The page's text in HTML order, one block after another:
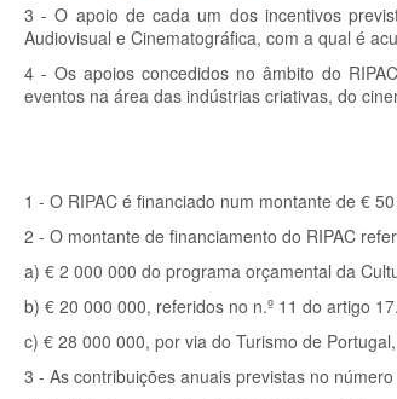
3 - O apoio de cada um dos incentivos
Audiovisual e Cinematográfica, com a qual é
4 - Os apoios concedidos no âmbito do
eventos na área das indústrias criativas, do
1 - O RIPAC é financiado num montante de €
2 - O montante de financiamento do RIPAC
a) € 2 000 000 do programa orçamental da
b) € 20 000 000, referidos no n.º 11 do artigo
c) € 28 000 000, por via do Turismo de Portugal,
3 - As contribuições anuais previstas no